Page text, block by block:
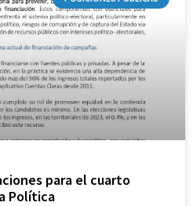
para el cuarto
Política